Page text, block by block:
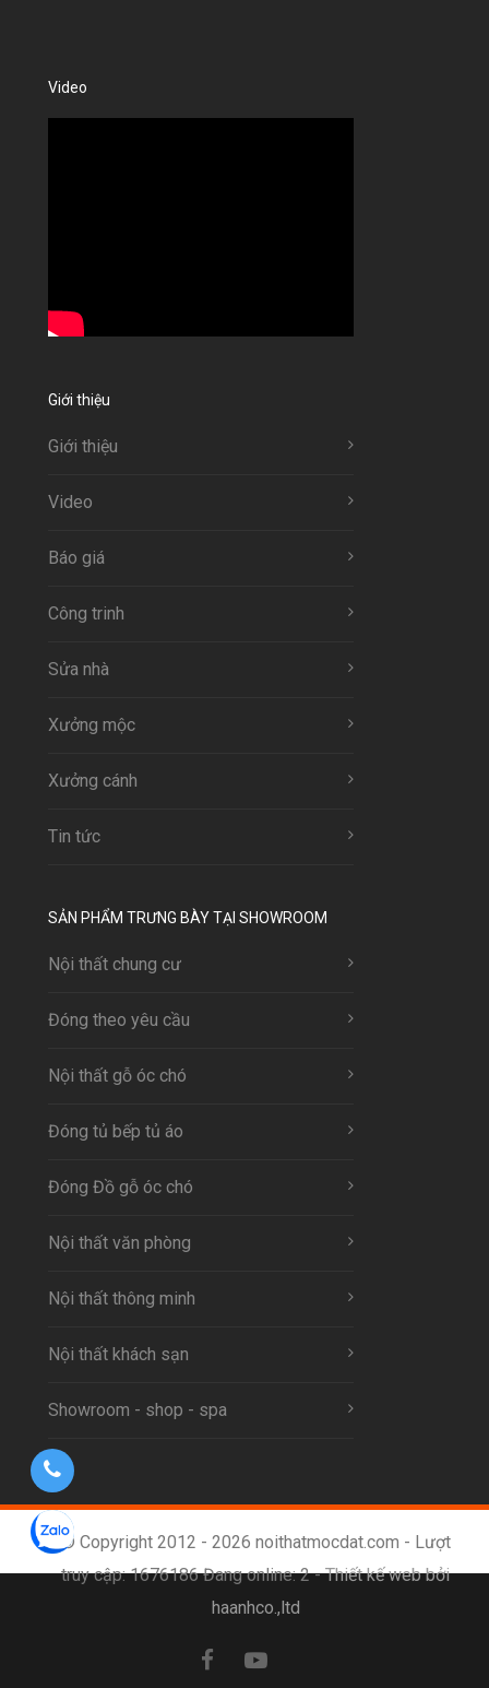
Video
Giới thiệu
Giới thiệu
Video
Báo giá
Công trinh
Sửa nhà
Xưởng mộc
Xưởng cánh
Tin tức
SẢN PHẨM TRƯNG BÀY TẠI SHOWROOM
Nội thất chung cư
Đóng theo yêu cầu
Nội thất gỗ óc chó
Đóng tủ bếp tủ áo
Đóng Đồ gỗ óc chó
Nội thất văn phòng
Nội thất thông minh
Nội thất khách sạn
Showroom - shop - spa
© Copyright 2012 - 2026 noithatmocdat.com - Lượt
truy cập: 1676186 Đang online: 2 -Thiết kế web bởi
haanhco.,ltd